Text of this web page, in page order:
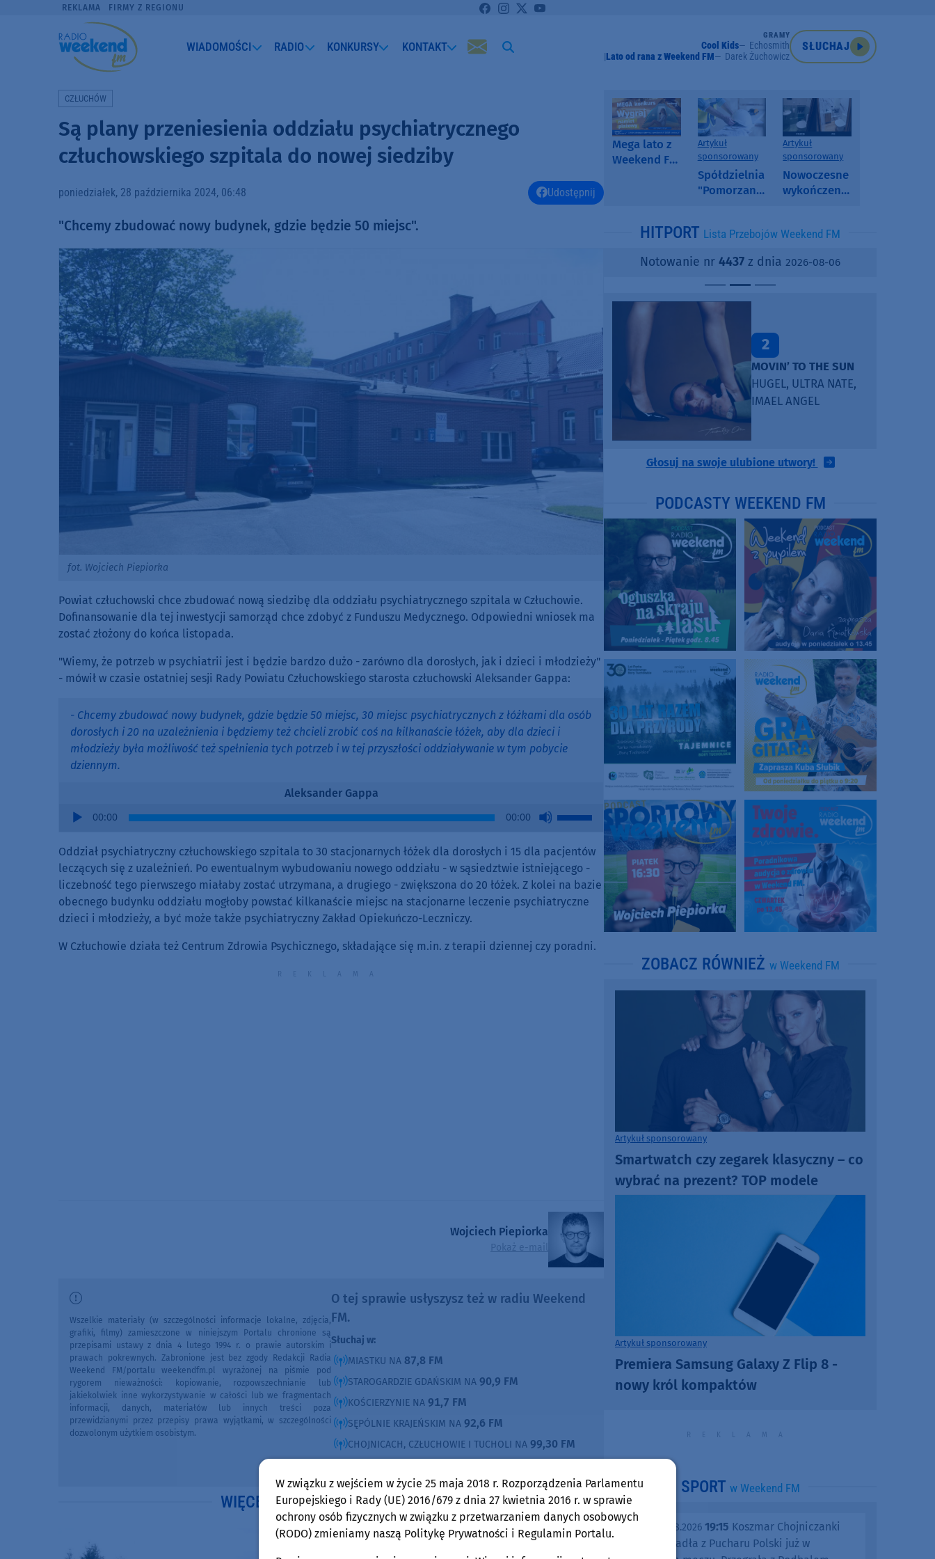
REKLAMA FIRMY Z REGIONU
WIADOMOŚCI RADIO KONKURSY KONTAKT
GRAMY
Cool Kids
Echosmith
Lato od rana z Weekend FM
Darek Żuchowicz
SŁUCHAJ
CZŁUCHÓW
Są plany przeniesienia oddziału psychiatrycznego
człuchowskiego szpitala do nowej siedziby
poniedziałek, 28 października 2024, 06:48 Udostępnij
"Chcemy zbudować nowy budynek, gdzie będzie 50 miejsc".
fot. Wojciech Piepiorka
Powiat człuchowski chce zbudować nową siedzibę dla oddziału psychiatrycznego szpitala w Człuchowie.
Dofinansowanie dla tej inwestycji samorząd chce zdobyć z Funduszu Medycznego. Odpowiedni wniosek ma
zostać złożony do końca listopada.
"Wiemy, że potrzeb w psychiatrii jest i będzie bardzo dużo - zarówno dla dorosłych, jak i dzieci i młodzieży"
- mówił w czasie ostatniej sesji Rady Powiatu Człuchowskiego starosta człuchowski Aleksander Gappa:
- Chcemy zbudować nowy budynek, gdzie będzie 50 miejsc, 30 miejsc psychiatrycznych z łóżkami dla osób
dorosłych i 20 na uzależnienia i będziemy też chcieli zrobić coś na kilkanaście łóżek, aby dla dzieci i
młodzieży była możliwość też spełnienia tych potrzeb i w tej przyszłości oddziaływanie w tym pobycie
dziennym.
Aleksander Gappa
Audio
00:00 00:00
Use
Arrow
keys
to
or
decrease
volume.
Oddział psychiatryczny człuchowskiego szpitala to 30 stacjonarnych łóżek dla dorosłych i 15 dla pacjentów
leczących się z uzależnień. Po ewentualnym wybudowaniu nowego oddziału - w sąsiedztwie istniejącego -
liczebność tego pierwszego miałaby zostać utrzymana, a drugiego - zwiększona do 20 łóżek. Z kolei na bazie
obecnego budynku oddziału mogłoby powstać kilkanaście miejsc na stacjonarne leczenie psychiatryczne
dzieci i młodzieży, a być może także psychiatryczny Zakład Opiekuńczo-Leczniczy.
W Człuchowie działa też Centrum Zdrowia Psychicznego, składające się m.in. z terapii dziennej czy poradni.
Wojciech Piepiorka
Pokaż e-mail
O tej sprawie usłyszysz też w radiu Weekend
FM.
Słuchaj w:
MIASTKU NA 87,8 FM
STAROGARDZIE GDAŃSKIM NA 90,9 FM
KOŚCIERZYNIE NA 91,7 FM
SĘPÓLNIE KRAJEŃSKIM NA 92,6 FM
CHOJNICACH, CZŁUCHOWIE I TUCHOLI NA 99,30 FM
Wszelkie materiały (w szczególności informacje lokalne, zdjęcia,
grafiki, filmy) zamieszczone w niniejszym Portalu chronione są
przepisami ustawy z dnia 4 lutego 1994 r. o prawie autorskim i
prawach pokrewnych. Zabronione jest bez zgody Redakcji Radia
Weekend FM/portalu weekendfm.pl wyrażonej na piśmie pod
rygorem nieważności: kopiowanie, rozpowszechnianie lub
jakiekolwiek inne wykorzystywanie w całości lub we fragmentach
informacji, danych, materiałów lub innych treści poza
przewidzianymi przez przepisy prawa wyjątkami, w szczególności
dozwolonym użytkiem osobistym.
WIĘCEJ WIADOMOŚCIw Weekend FM
Człuchów
Mega lato z
Weekend FM
Artykuł
sponsorowany
Spółdzielnia
"Pomorzanka"
informuje o
i ofertach
najmu
Artykuł
sponsorowany
Nowoczesne
wykończenia
SPC, WPC i
kamienny
HITPORT Lista Przebojów Weekend FM
Notowanie nr 4437 z dnia 2026-08-06
2
MOVIN’ TO THE SUN
HUGEL, ULTRA NATE,
IMAEL ANGEL
Głosuj na swoje ulubione utwory!
PODCASTY WEEKEND FM
ZOBACZ RÓWNIEŻ w Weekend FM
Artykuł sponsorowany
Smartwatch czy zegarek klasyczny – co
wybrać na prezent? TOP modele
Artykuł sponsorowany
Premiera Samsung Galaxy Z Flip 8 -
nowy król kompaktów
SPORT w Weekend FM
środa, 05.08.2026 19:15 Koszmar Chojniczanki
trwa. Odpadła z Pucharu Polski już w
W związku z wejściem w życie 25 maja 2018 r. Rozporządzenia Parlamentu
Europejskiego i Rady (UE) 2016/679 z dnia 27 kwietnia 2016 r. w sprawie
ochrony osób fizycznych w związku z przetwarzaniem danych osobowych
(RODO) zmieniamy naszą Politykę Prywatności i Regulamin Portalu.